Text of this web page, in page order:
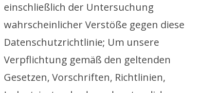
einschließlich der Untersuchung
wahrscheinlicher Verstöße gegen diese
Datenschutzrichtlinie; Um unsere
Verpflichtung gemäß den geltenden
Gesetzen, Vorschriften, Richtlinien,